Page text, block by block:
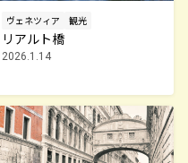
ヴェネツィア 観光
リアルト橋
2026.1.14